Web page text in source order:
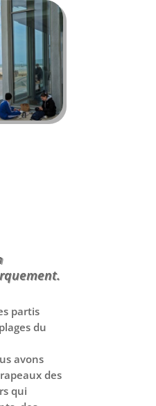
partis
du
avons
des
qui